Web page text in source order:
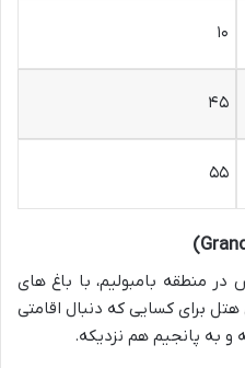
۱۰
۴۵
۵۵
در منطقه بامبولیم، با باغ های
هتل برای کسایی که دنبال اقامتی
به پانجیم هم نزدیکه.